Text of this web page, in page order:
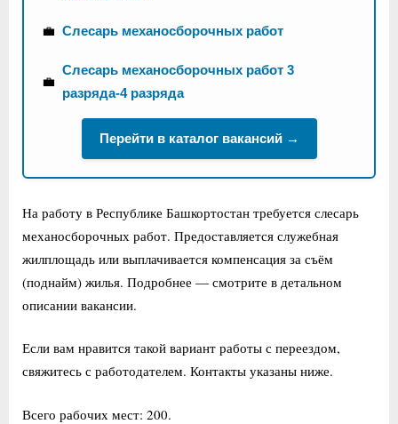
💼 Слесарь механосборочных работ
💼
Слесарь механосборочных работ 3
разряда-4 разряда
Перейти в каталог вакансий →
На работу в Республике Башкортостан требуется слесарь
механосборочных работ. Предоставляется служебная
жилплощадь или выплачивается компенсация за съём
(поднайм) жилья. Подробнее — смотрите в детальном
описании вакансии.
Если вам нравится такой вариант работы с переездом,
свяжитесь с работодателем. Контакты указаны ниже.
Всего рабочих мест: 200.